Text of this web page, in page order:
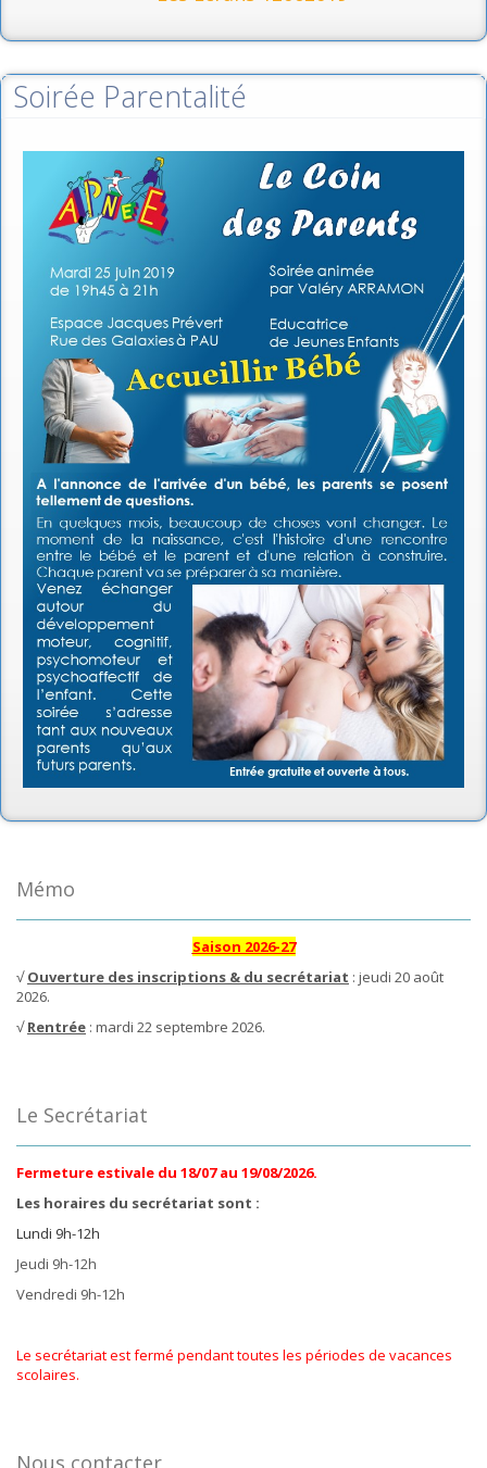
Soirée Parentalité
Mémo
Saison 2026-27
√Ouverture des inscriptions & du secrétariat : jeudi 20 août
2026.
√Rentrée : mardi 22 septembre 2026.
Le Secrétariat
Fermeture estivale du 18/07 au 19/08/2026.
Les horaires du secrétariat sont :
Lundi 9h-12h
Jeudi 9h-12h
Vendredi 9h-12h
Le secrétariat est fermé pendant toutes les périodes de vacances
scolaires.